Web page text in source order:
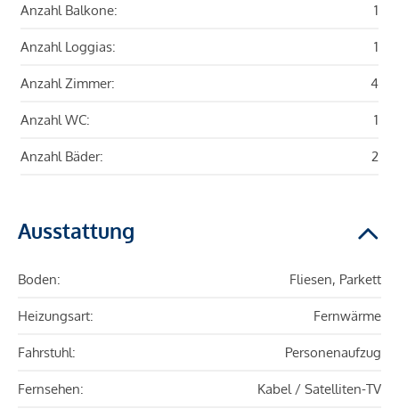
Anzahl Balkone: 1
Anzahl Loggias: 1
Anzahl Zimmer: 4
Anzahl WC: 1
Anzahl Bäder: 2
Ausstattung
Boden: Fliesen, Parkett
Heizungsart: Fernwärme
Fahrstuhl: Personenaufzug
Fernsehen: Kabel / Satelliten-TV